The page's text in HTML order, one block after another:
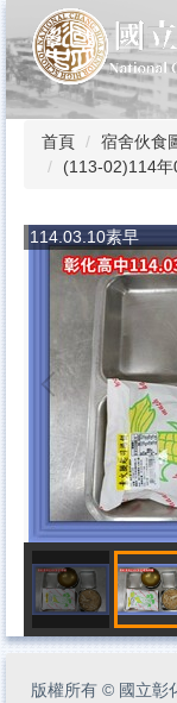
到
主
要
內
首頁
宿舍伙食
(113-02)114年
114.03.10素早
版權所有 © 國立彰